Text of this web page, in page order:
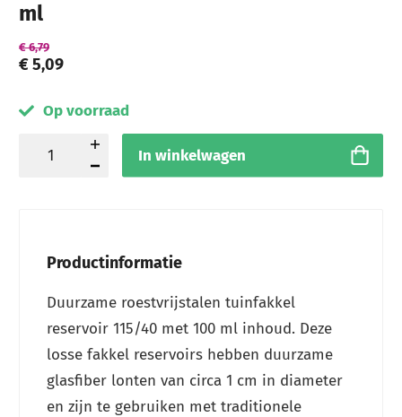
ml
€ 5,09
€ 6,79
Op voorraad
In winkelwagen
Productinformatie
Duurzame roestvrijstalen tuinfakkel
reservoir 115/40 met 100 ml inhoud. Deze
losse fakkel reservoirs hebben duurzame
glasfiber lonten van circa 1 cm in diameter
en zijn te gebruiken met traditionele